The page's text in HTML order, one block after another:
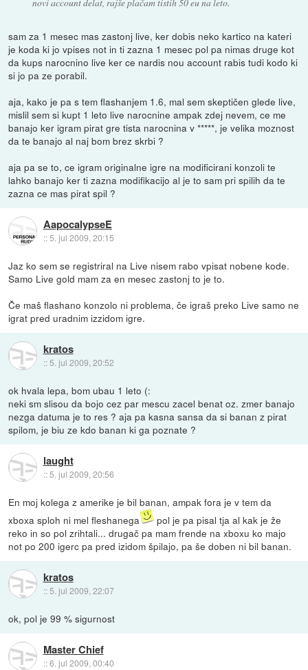
sam za 1 mesec mas zastonj live, ker dobis neko kartico na kateri
je koda ki jo vpises not in ti zazna 1 mesec pol pa nimas druge kot
da kups narocnino live ker ce nardis nou account rabis tudi kodo ki
si jo pa ze porabil.
aja, kako je pa s tem flashanjem 1.6, mal sem skeptičen glede live,
mislil sem si kupt 1 leto live narocnine ampak zdej nevem, ce me
banajo ker igram pirat gre tista narocnina v *****, je velika moznost
da te banajo al naj bom brez skrbi ?
aja pa se to, ce igram originalne igre na modificirani konzoli te
lahko banajo ker ti zazna modifikacijo al je to sam pri spilih da te
zazna ce mas pirat spil ?
AapocalypseE
::5. jul 2009, 20:15
Jaz ko sem se registriral na Live nisem rabo vpisat nobene kode.
Samo Live gold mam za en mesec zastonj to je to.
Če maš flashano konzolo ni problema, če igraš preko Live samo ne
igrat pred uradnim izzidom igre.
kratos
:: 5. jul 2009, 20:52
ok hvala lepa, bom ubau 1 leto (:
neki sm slisou da bojo cez par mescu zacel benat oz. zmer banajo
nezga datuma je to res ? aja pa kasna sansa da si banan z pirat
spilom, je biu ze kdo banan ki ga poznate ?
laught
::5. jul 2009, 20:56
En moj kolega z amerike je bil banan, ampak fora je v tem da
xboxa sploh ni mel fleshanega
pol je pa pisal tja al kak je že
reko in so pol zrihtali... drugač pa mam frende na xboxu ko majo
not po 200 igerc pa pred izidom špilajo, pa še doben ni bil banan.
kratos
:: 5. jul 2009, 22:07
ok, pol je 99 % sigurnost
Master Chief
::6. jul 2009, 00:40